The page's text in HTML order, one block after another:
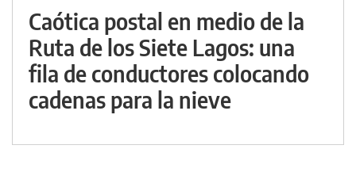
Caótica postal en medio de la
Ruta de los Siete Lagos: una
fila de conductores colocando
cadenas para la nieve